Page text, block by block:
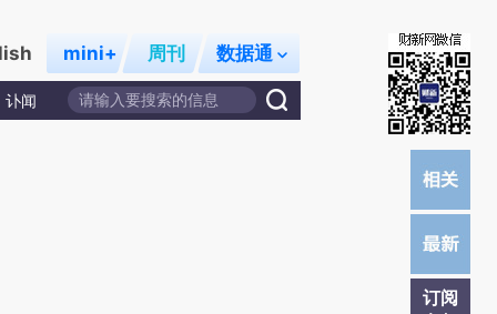
mini+ 周刊 数据通
讣闻
订阅